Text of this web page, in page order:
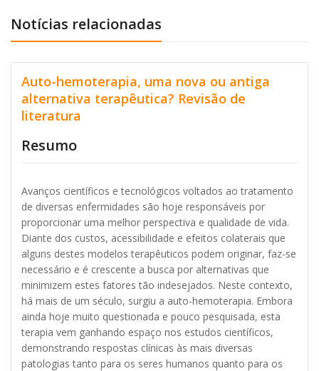
Notícias relacionadas
Auto-hemoterapia, uma nova ou antiga
alternativa terapêutica? Revisão de
literatura
Resumo
Avanços científicos e tecnológicos voltados ao tratamento
de diversas enfermidades são hoje responsáveis por
proporcionar uma melhor perspectiva e qualidade de vida.
Diante dos custos, acessibilidade e efeitos colaterais que
alguns destes modelos terapêuticos podem originar, faz-se
necessário e é crescente a busca por alternativas que
minimizem estes fatores tão indesejados. Neste contexto,
há mais de um século, surgiu a auto-hemoterapia. Embora
ainda hoje muito questionada e pouco pesquisada, esta
terapia vem ganhando espaço nos estudos científicos,
demonstrando respostas clínicas às mais diversas
patologias tanto para os seres humanos quanto para os